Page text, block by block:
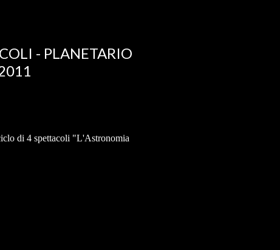
- PLANETARIO
di 4 spettacoli "L'Astronomia